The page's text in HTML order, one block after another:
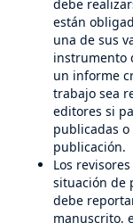
debe
están
una de sus
instrumento
un informe
trabajo sea
editores si
publicadas
publicación.
Los
situación de
debe
manuscrito,